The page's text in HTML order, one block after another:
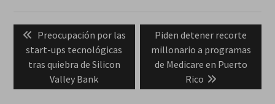
Navegación
de
entradas
Previous
post:
Preocupación por las
start-ups tecnológicas
tras quiebra de Silicon
Valley Bank
Next
post:
Piden detener recorte
millonario a programas
de Medicare en Puerto
Rico